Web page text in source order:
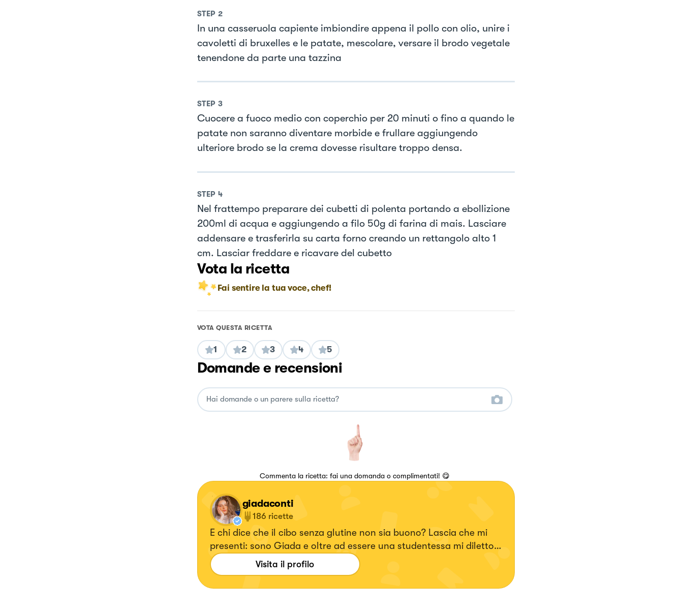
STEP 2
In una casseruola capiente imbiondire appena il pollo con olio, unire i
cavoletti di bruxelles e le patate, mescolare, versare il brodo vegetale
tenendone da parte una tazzina
STEP 3
Cuocere a fuoco medio con coperchio per 20 minuti o fino a quando le
patate non saranno diventare morbide e frullare aggiungendo
ulteriore brodo se la crema dovesse risultare troppo densa.
STEP 4
Nel frattempo preparare dei cubetti di polenta portando a ebollizione
200ml di acqua e aggiungendo a filo 50g di farina di mais. Lasciare
addensare e trasferirla su carta forno creando un rettangolo alto 1
cm. Lasciar freddare e ricavare del cubetto
Vota la ricetta
Fai sentire la tua voce, chef!
VOTA QUESTA RICETTA
1 2 3 4 5
Domande e recensioni
Commenta la ricetta: fai una domanda o complimentati! 😋
giadaconti
186 ricette
E chi dice che il cibo senza glutine non sia buono? Lascia che mi
presenti: sono Giada e oltre ad essere una studentessa mi diletto
nel tempo libero a preparare dolci, primi piatti e finger food senza
glutine per deliziare soprattutto i palati di chi è allergico o
intollerante al glutine. Troverete però anche ricette contenenti
Visita il profilo